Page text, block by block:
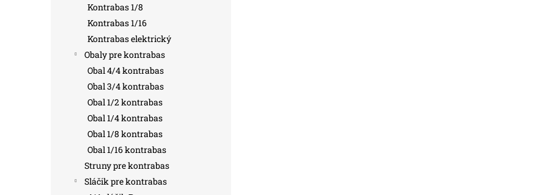
Kontrabas 1/8
Kontrabas 1/16
Kontrabas elektrický
Obaly pre kontrabas
Obal 4/4 kontrabas
Obal 3/4 kontrabas
Obal 1/2 kontrabas
Obal 1/4 kontrabas
Obal 1/8 kontrabas
Obal 1/16 kontrabas
Struny pre kontrabas
Sláčik pre kontrabas